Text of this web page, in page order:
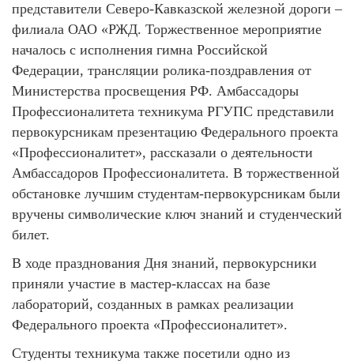
представители Северо-Кавказской железной дороги –
филиала ОАО «РЖД. Торжественное мероприятие
началось с исполнения гимна Российской
Федерации, трансляции ролика-поздравления от
Министерства просвещения РФ. Амбассадоры
Профессионалитета техникума РГУПС представили
первокурсникам презентацию Федерального проекта
«Профессионалитет», рассказали о деятельности
Амбассадоров Профессионалитета. В торжественной
обстановке лучшим студентам-первокурсникам были
вручены символические ключ знаний и студенческий
билет.
В ходе празднования Дня знаний, первокурсники
приняли участие в мастер-классах на базе
лабораторий, созданных в рамках реализации
Федерального проекта «Профессионалитет».
Студенты техникума также посетили одно из